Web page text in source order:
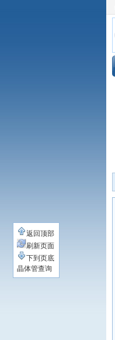
返回顶部
刷新页面
下到页底
晶体管查询